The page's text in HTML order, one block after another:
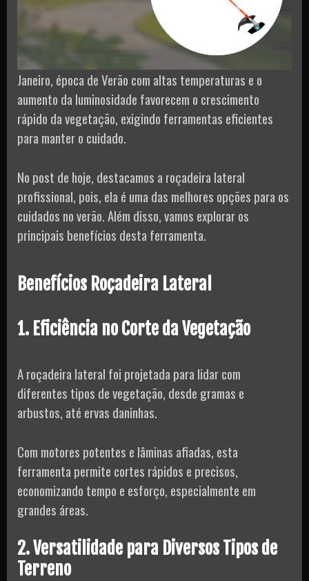
Janeiro, época de Verão com altas temperaturas e o
aumento da luminosidade favorecem o crescimento
rápido da vegetação, exigindo ferramentas eficientes
para manter o cuidado.
No post de hoje, destacamos a roçadeira lateral
profissional, pois, ela é uma das melhores opções para os
cuidados no verão. Além disso, vamos explorar os
principais benefícios desta ferramenta.
Benefícios Roçadeira Lateral
1. Eficiência no Corte da Vegetação
A roçadeira lateral foi projetada para lidar com
diferentes tipos de vegetação, desde gramas e
arbustos, até ervas daninhas.
Com motores potentes e lâminas afiadas, esta
ferramenta permite cortes rápidos e precisos,
economizando tempo e esforço, especialmente em
grandes áreas.
2. Versatilidade para Diversos Tipos de
Terreno